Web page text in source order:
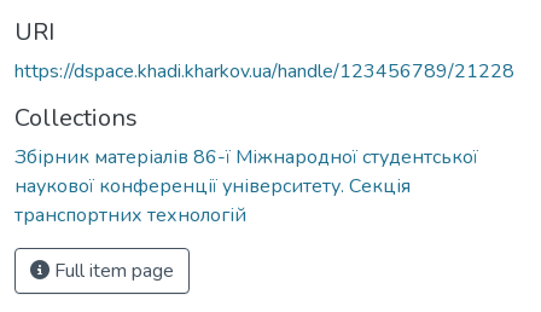
URI
https://dspace.khadi.kharkov.ua/handle/123456789/21228
Collections
Збірник матеріалів 86-ї Міжнародної студентської
наукової конференції університету. Секція
транспортних технологій
Full item page